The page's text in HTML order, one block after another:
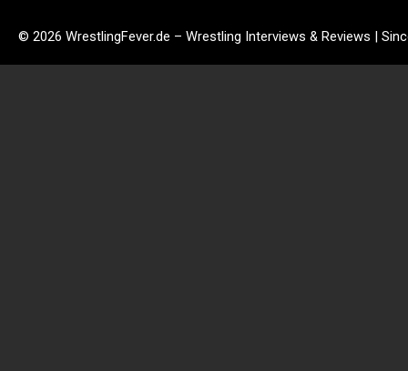
© 2026 WrestlingFever.de – Wrestling Interviews & Reviews |